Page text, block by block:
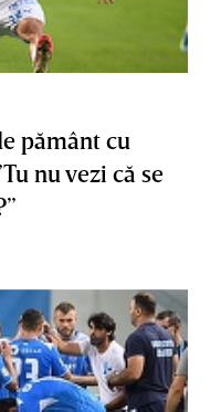
pământ cu
nu vezi că se